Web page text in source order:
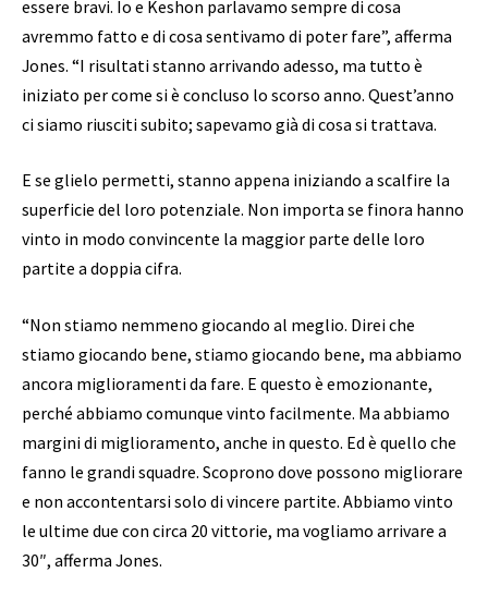
essere bravi. Io e Keshon parlavamo sempre di cosa
avremmo fatto e di cosa sentivamo di poter fare”, afferma
Jones. “I risultati stanno arrivando adesso, ma tutto è
iniziato per come si è concluso lo scorso anno. Quest’anno
ci siamo riusciti subito; sapevamo già di cosa si trattava.
E se glielo permetti, stanno appena iniziando a scalfire la
superficie del loro potenziale. Non importa se finora hanno
vinto in modo convincente la maggior parte delle loro
partite a doppia cifra.
“Non stiamo nemmeno giocando al meglio. Direi che
stiamo giocando bene, stiamo giocando bene, ma abbiamo
ancora miglioramenti da fare. E questo è emozionante,
perché abbiamo comunque vinto facilmente. Ma abbiamo
margini di miglioramento, anche in questo. Ed è quello che
fanno le grandi squadre. Scoprono dove possono migliorare
e non accontentarsi solo di vincere partite. Abbiamo vinto
le ultime due con circa 20 vittorie, ma vogliamo arrivare a
30″, afferma Jones.